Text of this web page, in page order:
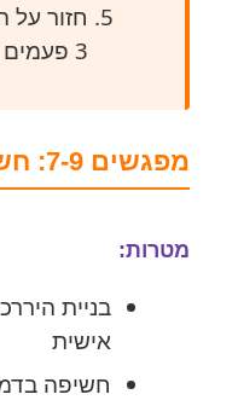
3 פעמים ביום
מפגשים 7-9: חשיפה הדרגתית
מטרות:
בניית
אישית
חשיפה